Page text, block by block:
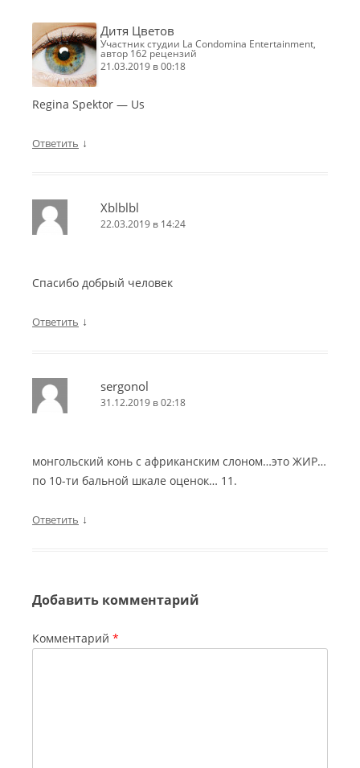
Дитя Цветов
участник студии La Condomina Entertainment,
автор 162 рецензий
21.03.2019 в 00:18
Regina Spektor — Us
Ответить ↓
Xblblbl
22.03.2019 в 14:24
Спасибо добрый человек
Ответить ↓
sergonol
31.12.2019 в 02:18
монгольский конь с африканским слоном…это ЖИР…
по 10-ти бальной шкале оценок… 11.
Ответить ↓
Добавить комментарий
Комментарий *